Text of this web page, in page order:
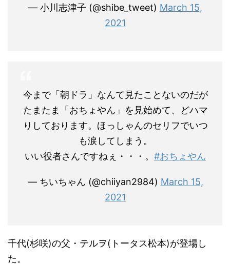
— 小川志津子 (@shibe_tweet) March 15,
2021
今まで「朝ドラ」なんて見たことないのだが
たまたま「おちょやん」を見始めて、どハマ
りしております。ほっしゃんのセリフでいつ
も涙してしまう。
いい役者さんですねぇ・・・。 #おちょやん
— ちいちゃん (@chiiyan2984) March 15,
2021
千代(杉咲)の父・テルヲ(トータス松本)が登場し
た。